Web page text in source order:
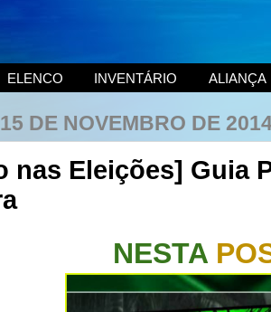
ELENCO INVENTÁRIO ALIANÇA
DE NOVEMBRO DE
nas Eleições] Guia
NESTA